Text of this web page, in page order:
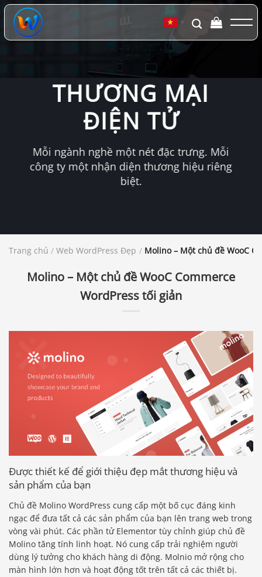
Chuyển
đến
dung
▼
THƯƠNG MẠI
ĐIỆN TỬ
Mỗi ngành nghề một nét đặc trưng. Mỗi
công ty một nhận diện thương hiệu riêng
biệt.
Trang chủ / Web WordPress Đẹp / Molino – Một chủ đề WooC
Molino – Một chủ đề WooC Commerce
WordPress tối giản
Được thiết kế để giới thiệu đẹp mắt thương hiệu và
sản phẩm của bạn
Chủ đề Molino WordPress cung cấp một bố cục đáng kinh
ngạc để đưa tất cả các sản phẩm của bạn lên trang web trong
vòng vài phút. Các phần tử Elementor tùy chỉnh giúp chủ đề
Molino tăng tính linh hoạt. Nó cung cấp trải nghiệm người
dùng lý tưởng cho khách hàng di động. Molnio mở rộng cho
màn hình lớn hơn và hoạt động tốt trên tất cả các thiết bị.